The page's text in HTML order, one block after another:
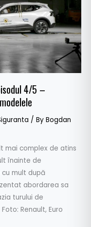
4/5 –
/ By Bogdan
mai complex de atins
înainte de
mult după
abordarea sa
turului de
Renault, Euro